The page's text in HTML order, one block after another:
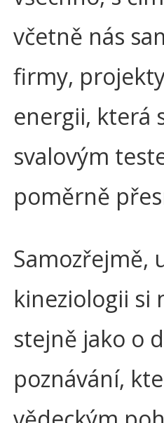
včetně nás
firmy,
energii, která
svalovým
poměrně
Samozřejmě,
kineziologii si
stejně jako o
poznávání,